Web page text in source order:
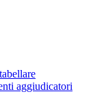
aggiudicatori